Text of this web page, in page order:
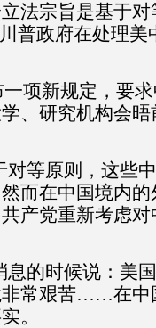
法宗旨是基于
普政府在处理
项新规定，要
、研究机构会
对等原则，这些
而在中国境内
产党重新考虑
息的时候说：美
非常艰苦……在中
。